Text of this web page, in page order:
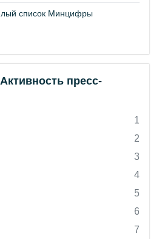
список Минцифры
пресс-
1
2
3
4
5
6
7